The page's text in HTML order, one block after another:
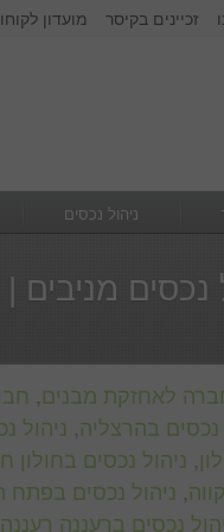
מועדון זכיינים בקיסר
ניהול נכסים
מניבים
לאחזקת מבנים,
נכסים בהרצליה, ניהול
, ניהול נכסים בחולון
, ניהול נכסים בפתח
נכסים ברעננה רעננה